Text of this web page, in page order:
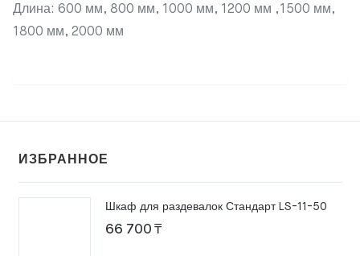
Длина: 600 мм, 800 мм, 1000 мм, 1200 мм ,1500 мм,
1800 мм, 2000 мм
ИЗБРАННОЕ
Шкаф для раздевалок Стандарт LS-11-50
66 700 ₸